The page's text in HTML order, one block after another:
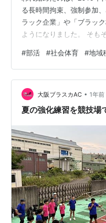
る長時間拘束、強制参加
ラック企業」や「ブラッ
ようになりました。 そも
ラブチームに入れて一貫
です。 なぜ学校単位で部
う。 明治時代、部活は学
によって学校内の共同性
て位置づけられました。
#部活 #社会体育 #地域
大阪ブラスカAC • 1年前
夏の強化練習を競技場